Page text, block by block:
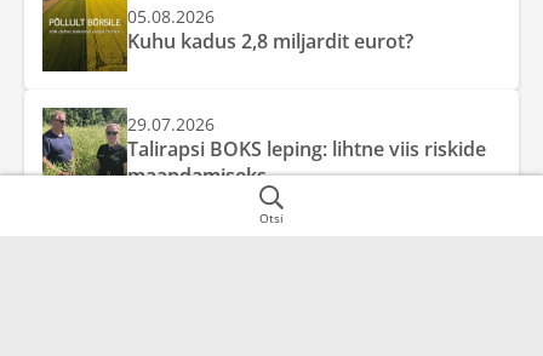
Otsi
05.08.2026
Kuhu kadus 2,8 miljardit eurot?
29.07.2026
Talirapsi BOKS leping: lihtne viis riskide
maandamiseks